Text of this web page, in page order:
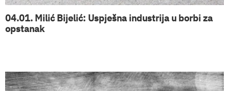
04.01. Milić Bijelić: Uspješna industrija u borbi za
opstanak